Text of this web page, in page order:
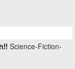
Science-Fiction-